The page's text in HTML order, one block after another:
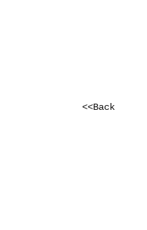
<<Back